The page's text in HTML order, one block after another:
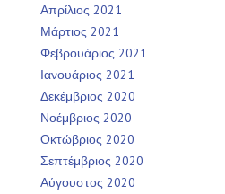
Απρίλιος 2021
Μάρτιος 2021
Φεβρουάριος 2021
Ιανουάριος 2021
Δεκέμβριος 2020
Νοέμβριος 2020
Οκτώβριος 2020
Σεπτέμβριος 2020
Αύγουστος 2020